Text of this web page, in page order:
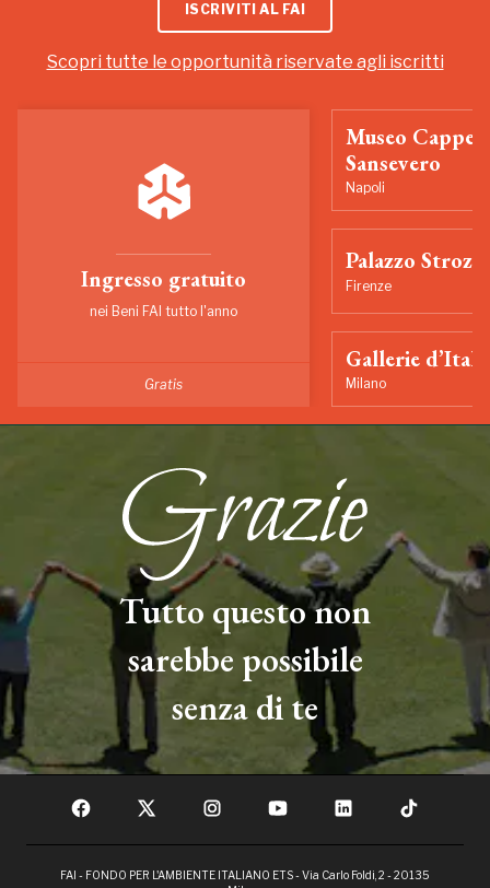
ISCRIVITI AL FAI
Scopri tutte le opportunità riservate agli iscritti
Ingresso gratuito
nei Beni FAI tutto l'anno
Gratis
Museo
Sansevero
Napoli
Palazzo Strozzi
Firenze
Gallerie
Milano
Tutto questo non
sarebbe possibile
senza di te
FAI - FONDO PER L'AMBIENTE ITALIANO ETS - Via Carlo Foldi, 2 - 20135